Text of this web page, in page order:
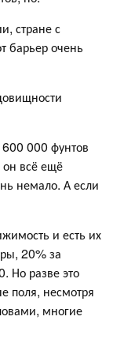
стране с
барьер очень
000 фунтов
всё ещё
немало. А если
и есть их
20% за
Но разве это
поля, несмотря
многие